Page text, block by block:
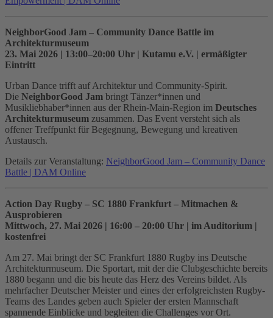
NeighborGood Jam – Community Dance Battle im
Architekturmuseum
23. Mai 2026 | 13:00–20:00 Uhr | Kutamu e.V. | ermäßigter
Eintritt
Urban Dance trifft auf Architektur und Community-Spirit.
Die NeighborGood Jam bringt Tänzer*innen und
Musikliebhaber*innen aus der Rhein-Main-Region im Deutsches
Architekturmuseum zusammen. Das Event versteht sich als
offener Treffpunkt für Begegnung, Bewegung und kreativen
Austausch.
Details zur Veranstaltung: NeighborGood Jam – Community Dance
Battle | DAM Online
Action Day Rugby – SC 1880 Frankfurt – Mitmachen &
Ausprobieren
Mittwoch, 27. Mai 2026 | 16:00 – 20:00 Uhr | im Auditorium |
kostenfrei
Am 27. Mai bringt der SC Frankfurt 1880 Rugby ins Deutsche
Architekturmuseum. Die Sportart, mit der die Clubgeschichte bereits
1880 begann und die bis heute das Herz des Vereins bildet. Als
mehrfacher Deutscher Meister und eines der erfolgreichsten Rugby-
Teams des Landes geben auch Spieler der ersten Mannschaft
spannende Einblicke und begleiten die Challenges vor Ort.